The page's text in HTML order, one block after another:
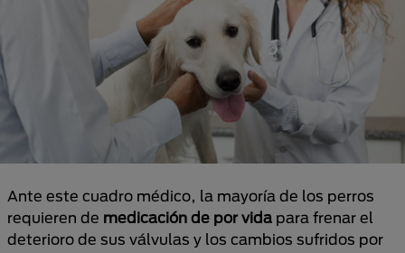
Ante este cuadro médico, la mayoría de los perros
requieren de medicación de por vida para frenar el
deterioro de sus válvulas y los cambios sufridos por